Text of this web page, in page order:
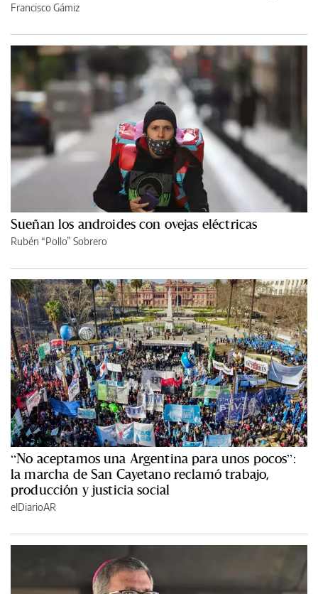
Francisco Gámiz
Sueñan los androides con ovejas eléctricas
Rubén “Pollo” Sobrero
“No aceptamos una Argentina para unos pocos”:
la marcha de San Cayetano reclamó trabajo,
producción y justicia social
elDiarioAR